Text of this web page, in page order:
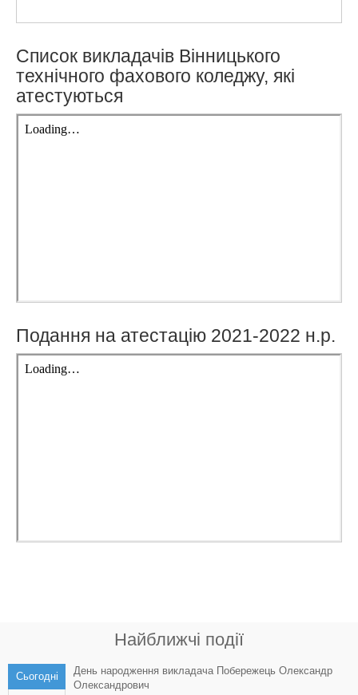
Список викладачів Вінницького
технічного фахового коледжу, які
атестуються
Подання на атестацію 2021-2022 н.р.
Найближчі події
Сьогодні
День народження викладача Побережець Олександр
Олександрович